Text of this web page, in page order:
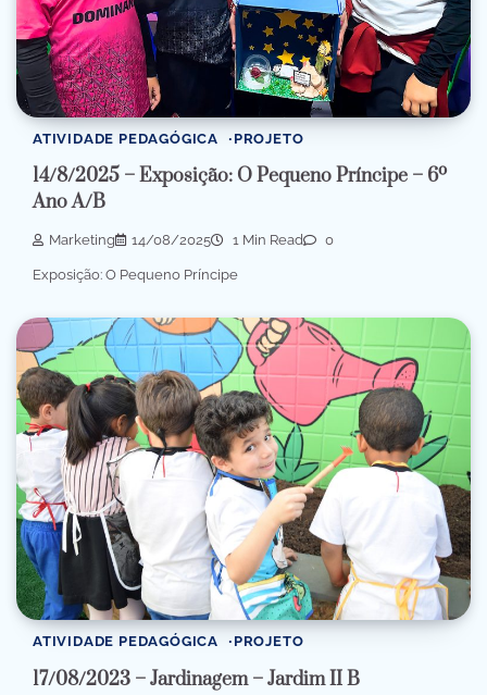
ATIVIDADE PEDAGÓGICA PROJETO
14/8/2025 – Exposição: O Pequeno Príncipe – 6º
Ano A/B
Marketing 14/08/2025 1 Min Read 0
Exposição: O Pequeno Príncipe
ATIVIDADE PEDAGÓGICA PROJETO
17/08/2023 – Jardinagem – Jardim II B